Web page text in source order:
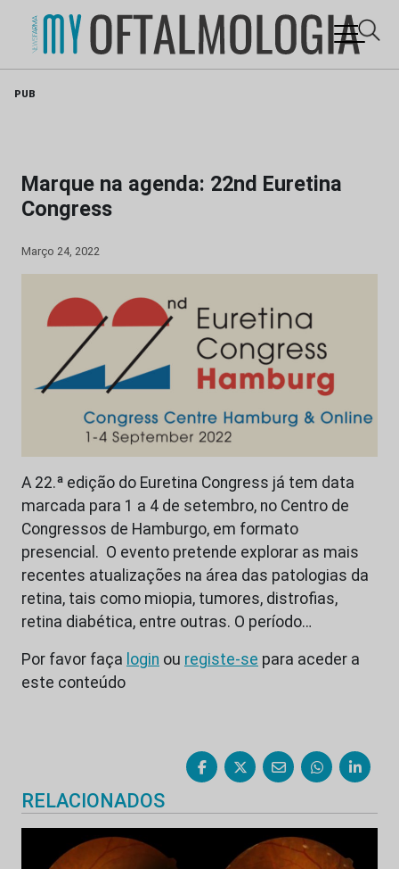
PUB
Marque na agenda: 22nd Euretina
Congress
Março 24, 2022
A 22.ª edição do Euretina Congress já tem data
marcada para 1 a 4 de setembro, no Centro de
Congressos de Hamburgo, em formato
presencial. O evento pretende explorar as mais
recentes atualizações na área das patologias da
retina, tais como miopia, tumores, distrofias,
retina diabética, entre outras. O período…
Por favor faça login ou registe-se para aceder a
este conteúdo
RELACIONADOS